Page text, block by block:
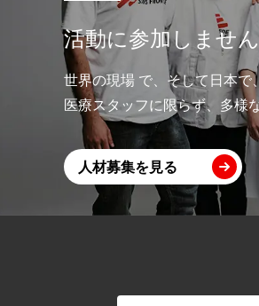
活動に参加しませ
世界の現場 で、そして日本で
医療スタッフに限らず、多様
人材募集を見る